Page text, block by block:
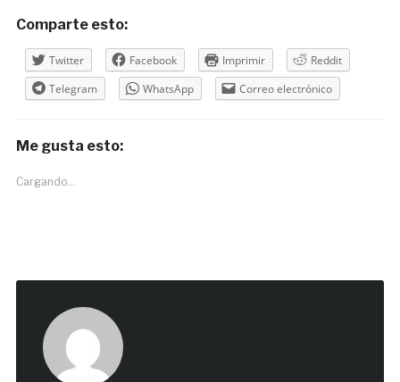
Comparte esto:
Twitter Facebook Imprimir
Reddit
Telegram
WhatsApp Correo electrónico
Me gusta esto:
Cargando...